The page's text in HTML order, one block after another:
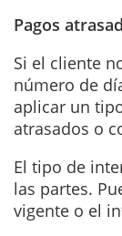
Pagos
Si el cliente
número de
aplicar un
atrasados o
El tipo de
las partes.
vigente o el